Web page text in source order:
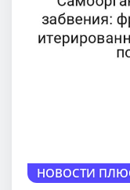
НОВОСТИ